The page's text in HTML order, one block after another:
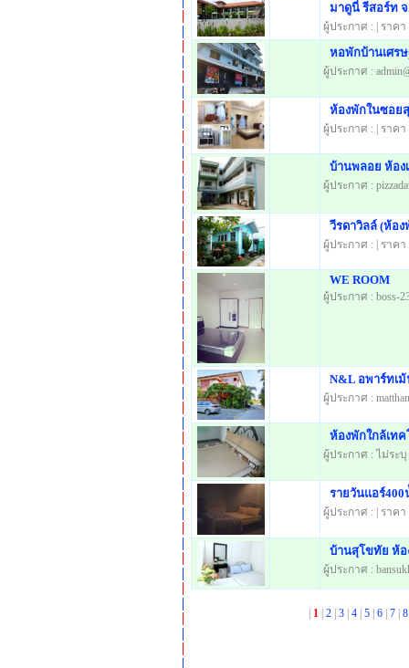
มาดูนี่ รีสอร์ท จ
ผู้ประกาศ : | ราค
หอพักบ้านเศร
ผู้ประกาศ :
ห้องพักในซอย
ผู้ประกาศ : | ราค
บ้านพลอย ห้อง
ผู้ประกาศ :
วีรดาวิลล์ (ห้อ
ผู้ประกาศ : | ราค
WE ROOM
ผู้ประกาศ : boss-
N&L อพาร์ทเ
ผู้ประกาศ :
ห้องพักใกล้เท
ผู้ประกาศ : ไม่ระบุ
รายวันแอร์400
ผู้ประกาศ : | ราค
บ้านสุโขทัย ห้อ
ผู้ประกาศ :
1 |2 |3 |4 |5 |6 |7 |